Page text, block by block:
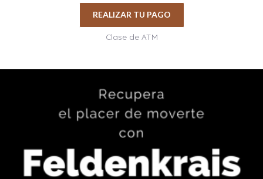
REALIZAR TU PAGO
Clase de ATM